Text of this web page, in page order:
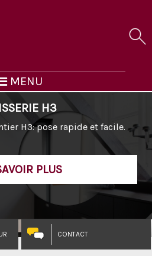
MENU
CONTACT
H3
H3: pose rapide et facile.
PLUS